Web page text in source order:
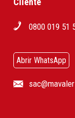
0800 019 51
Abrir WhatsApp